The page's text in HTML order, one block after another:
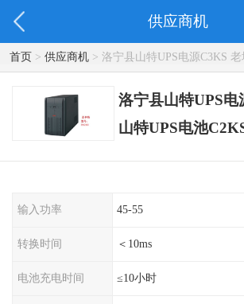
供应商机
首页> 供应商机> 洛宁县山特UPS电源C3KS
C2KS
洛宁县山特UPS
山特UPS电池
输入功率 45-55
转换时间 ＜10ms
电池充电时间 ≤10小时